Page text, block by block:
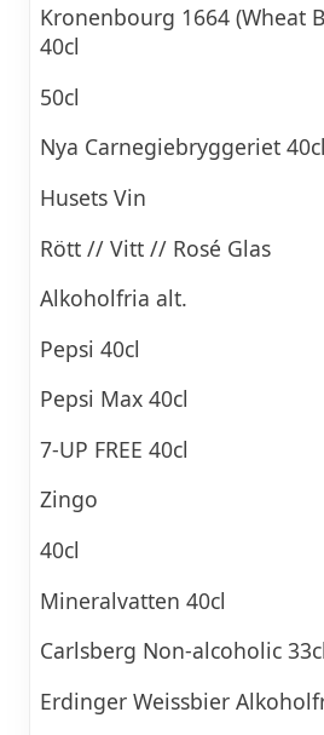
Kronenbourg 1664 (Wheat
40cl
50cl
Nya Carnegiebryggeriet 40cl
Husets Vin
Rött // Vitt // Rosé Glas
Alkoholfria alt.
Pepsi 40cl
Pepsi Max 40cl
7-UP FREE 40cl
Zingo
40cl
Mineralvatten 40cl
Carlsberg Non-alcoholic 33cl
Erdinger Weissbier